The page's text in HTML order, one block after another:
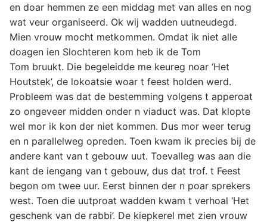
en doar hemmen ze een middag met van alles en nog
wat veur organiseerd. Ok wij wadden uutneudegd.
Mien vrouw mocht metkommen. Omdat ik niet alle
doagen ien Slochteren kom heb ik de Tom
Tom bruukt. Die begeleidde me keureg noar ‘Het
Houtstek’, de lokoatsie woar t feest holden werd.
Probleem was dat de bestemming volgens t apperoat
zo ongeveer midden onder n viaduct was. Dat klopte
wel mor ik kon der niet kommen. Dus mor weer terug
en n parallelweg opreden. Toen kwam ik precies bij de
andere kant van t gebouw uut. Toevalleg was aan die
kant de iengang van t gebouw, dus dat trof. t Feest
begon om twee uur. Eerst binnen der n poar sprekers
west. Toen die uutproat wadden kwam t verhoal ‘Het
geschenk van de rabbi’. De kiepkerel met zien vrouw